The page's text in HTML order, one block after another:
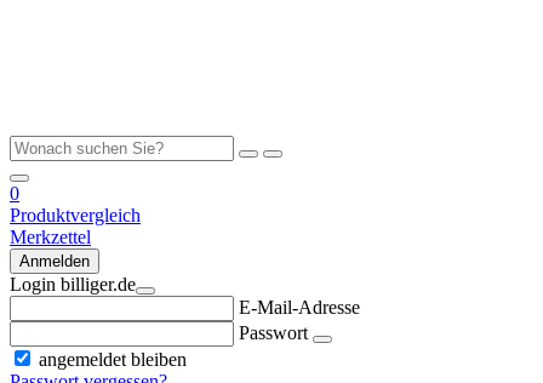
0
Produktvergleich
Merkzettel
Anmelden
Login billiger.de
E-Mail-Adresse
Passwort
angemeldet bleiben